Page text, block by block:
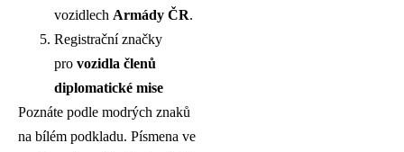
vozidlech Armády ČR.
Registrační značky
pro vozidla členů
diplomatické mise
Poznáte podle modrých znaků
na bílém podkladu. Písmena ve